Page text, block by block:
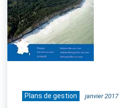
Plans de gestion janvier 2017